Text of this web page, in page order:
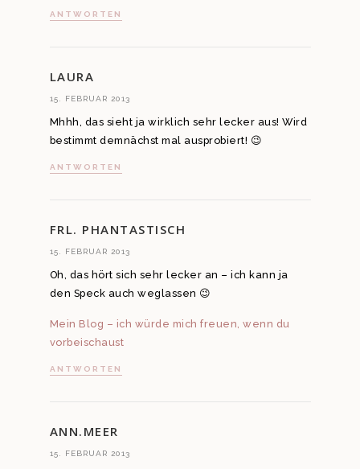
ANTWORTEN
LAURA
15. FEBRUAR 2013
Mhhh, das sieht ja wirklich sehr lecker aus! Wird
bestimmt demnächst mal ausprobiert! 😉
ANTWORTEN
FRL. PHANTASTISCH
15. FEBRUAR 2013
Oh, das hört sich sehr lecker an – ich kann ja
den Speck auch weglassen 😉
Mein Blog – ich würde mich freuen, wenn du
vorbeischaust
ANTWORTEN
ANN.MEER
15. FEBRUAR 2013